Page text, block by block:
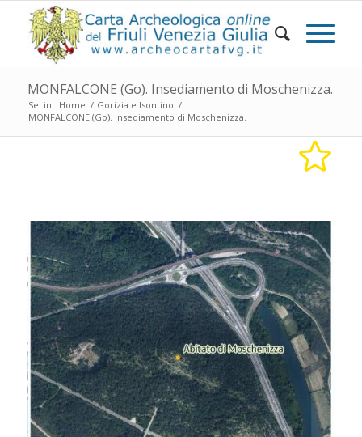
MONFALCONE (Go). Insediamento di Moschenizza.
Sei in: Home / Gorizia e Isontino /
MONFALCONE (Go). Insediamento di Moschenizza.